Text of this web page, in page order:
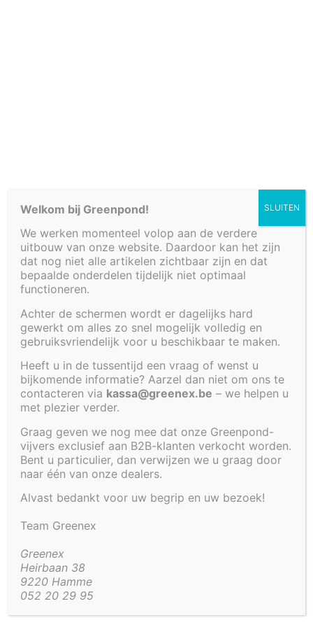
Om de beste ervaringen te bieden, gebruiken wij technologieën zoals
cookies om informatie over je apparaat op te slaan en/of te raadplegen.
Door in te stemmen met deze technologieën kunnen wij gegevens zoals
Fonteinbakken
Plantenfilters met waterval
Vijvers
Decoratieve afwerkingen
Watertafels
Cookiebeleid (EU)
PLANTENFILTER
MET
WATERVAL
35 CM
TEST
LABEL
MET
WATERVAL
KORTE
X 80 X 60
CM
TEST
LABEL
€
Welkom bij Greenpond!
We werken momenteel volop aan de verdere
uitbouw van onze website. Daardoor kan het zijn
dat nog niet alle artikelen zichtbaar zijn en dat
bepaalde onderdelen tijdelijk niet optimaal
functioneren.
Achter de schermen wordt er dagelijks hard
gewerkt om alles zo snel mogelijk volledig en
gebruiksvriendelijk voor u beschikbaar te maken.
Heeft u in de tussentijd een vraag of wenst u
bijkomende informatie? Aarzel dan niet om ons te
contacteren via kassa@greenex.be – we helpen u
met plezier verder.
Graag geven we nog mee dat onze Greenpond-
vijvers exclusief aan B2B-klanten verkocht worden.
Bent u particulier, dan verwijzen we u graag door
naar één van onze dealers.
Alvast bedankt voor uw begrip en uw bezoek!
Team Greenex
Greenex
Heirbaan 38
9220 Hamme
052 20 29 95
SLUITEN